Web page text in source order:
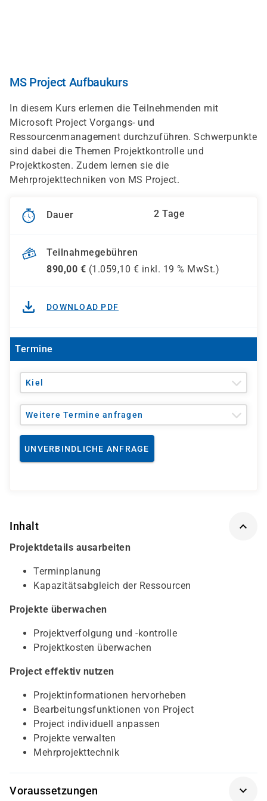
MS Project Aufbaukurs
In diesem Kurs erlernen die Teilnehmenden mit
Microsoft Project Vorgangs- und
Ressourcenmanagement durchzuführen. Schwerpunkte
sind dabei die Themen Projektkontrolle und
Projektkosten. Zudem lernen sie die
Mehrprojekttechniken von MS Project.
Dauer 2 Tage
Teilnahmegebühren
890,00 € (1.059,10 € inkl. 19 % MwSt.)
DOWNLOAD PDF
Termine
Kiel
Weitere Termine anfragen
UNVERBINDLICHE ANFRAGE
Inhalt
Projektdetails ausarbeiten
Terminplanung
Kapazitätsabgleich der Ressourcen
Projekte überwachen
Projektverfolgung und -kontrolle
Projektkosten überwachen
Project effektiv nutzen
Projektinformationen hervorheben
Bearbeitungsfunktionen von Project
Project individuell anpassen
Projekte verwalten
Mehrprojekttechnik
Voraussetzungen